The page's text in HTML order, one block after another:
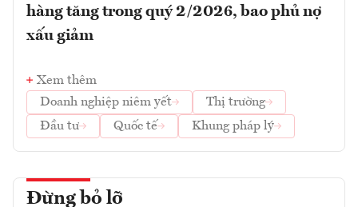
hàng tăng trong quý 2/2026, bao phủ nợ
xấu giảm
Xem thêm
Doanh nghiệp niêm yết
Thị trường
Đầu tư
Quốc tế Khung pháp lý
Đừng bỏ lỡ